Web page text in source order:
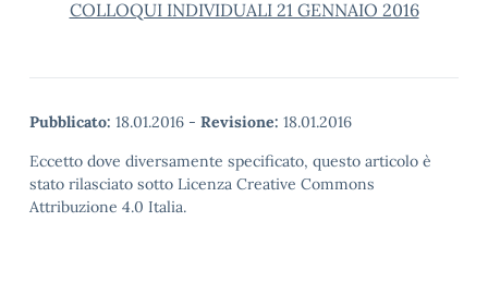
COLLOQUI INDIVIDUALI 21 GENNAIO 2016
Pubblicato: 18.01.2016 - Revisione: 18.01.2016
Eccetto dove diversamente specificato, questo articolo è
stato rilasciato sotto Licenza Creative Commons
Attribuzione 4.0 Italia.